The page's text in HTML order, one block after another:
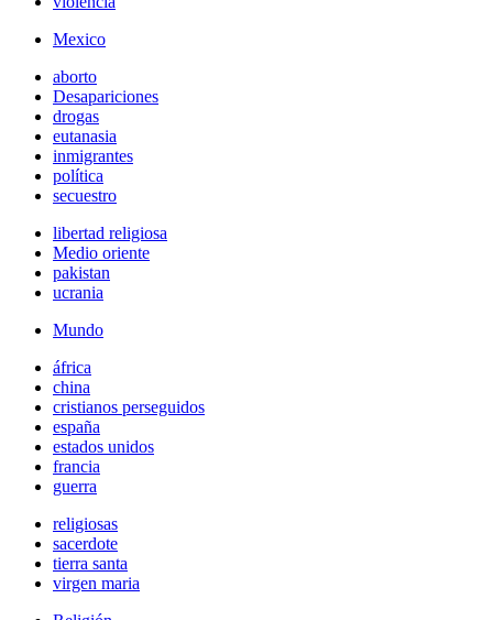
Mexico
aborto
Desapariciones
drogas
eutanasia
inmigrantes
política
secuestro
libertad religiosa
Medio oriente
pakistan
ucrania
Mundo
áfrica
china
cristianos perseguidos
españa
estados unidos
francia
guerra
religiosas
sacerdote
tierra santa
virgen maria